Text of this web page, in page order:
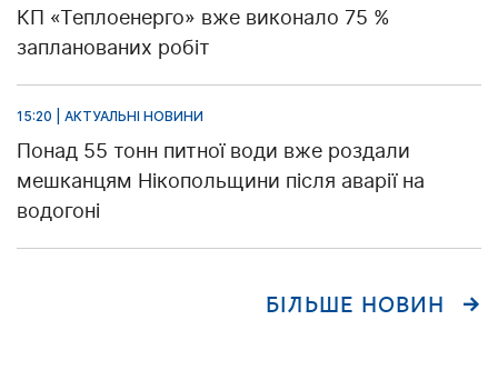
КП «Теплоенерго» вже виконало 75 %
запланованих робіт
15:20 | АКТУАЛЬНІ НОВИНИ
Понад 55 тонн питної води вже роздали
мешканцям Нікопольщини після аварії на
водогоні
БІЛЬШЕ НОВИН